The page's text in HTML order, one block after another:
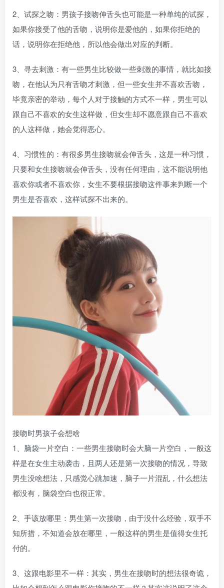
2、试探之吻：男孩子接吻伸舌头也可能是一种单纯的试探，
如果你接受了他的舌吻，说明你是爱他的，如果你拒绝的
话，说明你在拒绝他，所以他会做出对应的判断。
3、寻去刺激：有一些男生比较做一些刺激的事情，就比如接
吻，在他认为只有舌吻才刺激，但一些女生并不喜欢舌吻，
毕竟亲密的举动，每个人对于接触的方式不一样，男生可以
跟自己不喜欢的女生这样做，但女生却不愿意跟自己不喜欢
的人这样做，她会觉得恶心。
4、习惯性的：有很多男生接吻就会伸舌头，这是一种习惯，
只要和女生接吻就会伸舌头，没有任何理由，这不能说明他
喜欢你或者不喜欢你，女生不要根据接吻这件事来判断一个
男生是否喜欢，这样试探不出来的。
接吻时男孩子会想啥
1、脑袋一片空白：一些男生接吻时会大脑一片空白，一般这
样是在女生主动袭击，且两人还是第一次接吻的情况，导致
男生没啥想法，只感觉心跳加速，脑子一片混乱，什么想法
都没有，脑袋空白也很正常。
2、手该放哪里：男生第一次接吻，由于没什么经验，双手不
知所措，不知道会放在哪里，一般这样的男生是值得女生托
付的。
3、这跟电影里不一样：其实，男生在接吻时的想法很奇诡，